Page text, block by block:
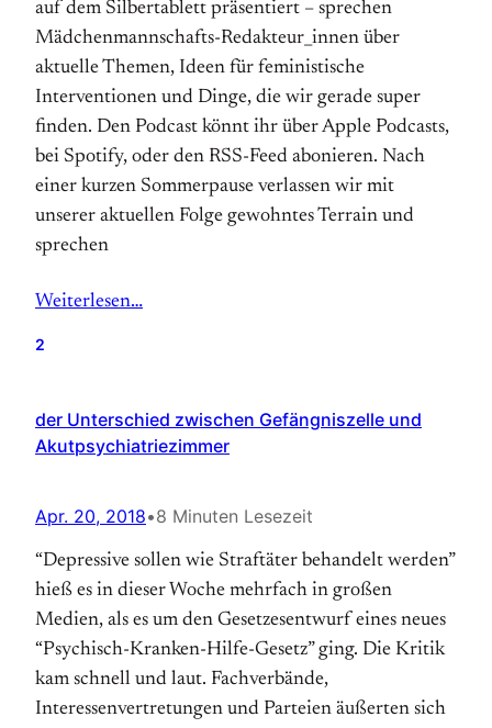
auf dem Silbertablett präsentiert – sprechen
Mädchenmannschafts-Redakteur_innen über
aktuelle Themen, Ideen für feministische
Interventionen und Dinge, die wir gerade super
finden. Den Podcast könnt ihr über Apple Podcasts,
bei Spotify, oder den RSS-Feed abonieren. Nach
einer kurzen Sommerpause verlassen wir mit
unserer aktuellen Folge gewohntes Terrain und
sprechen
Weiterlesen…
2
der Unterschied zwischen Gefängniszelle und
Akutpsychiatriezimmer
Apr. 20, 2018•8 Minuten Lesezeit
“Depressive sollen wie Straftäter behandelt werden”
hieß es in dieser Woche mehrfach in großen
Medien, als es um den Gesetzesentwurf eines neues
“Psychisch-Kranken-Hilfe-Gesetz” ging. Die Kritik
kam schnell und laut. Fachverbände,
Interessenvertretungen und Parteien äußerten sich